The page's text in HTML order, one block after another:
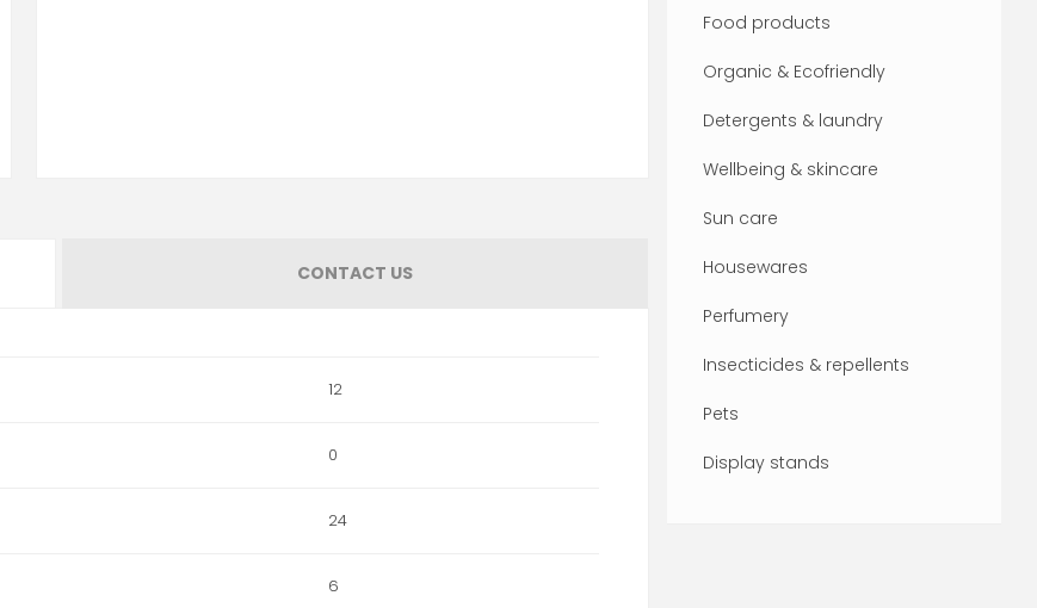
CONTACT US
12
0
24
6
Food products
Organic & Ecofriendly
Detergents & laundry
Wellbeing & skincare
Sun care
Housewares
Perfumery
Insecticides & repellents
Pets
Display stands